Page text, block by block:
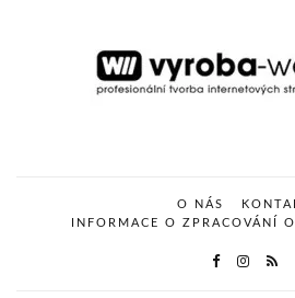
O NÁS
INFORMACE O ZPRACOVÁNÍ